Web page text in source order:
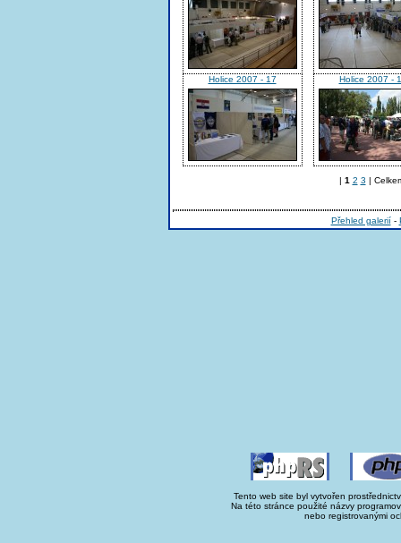
Holice 2007 - 17 Holice 2007 -
| 1 2 3 |
Přehled galerií-
Tento web site byl vytvořen
Na této stránce použité názvy
nebo registrovanými